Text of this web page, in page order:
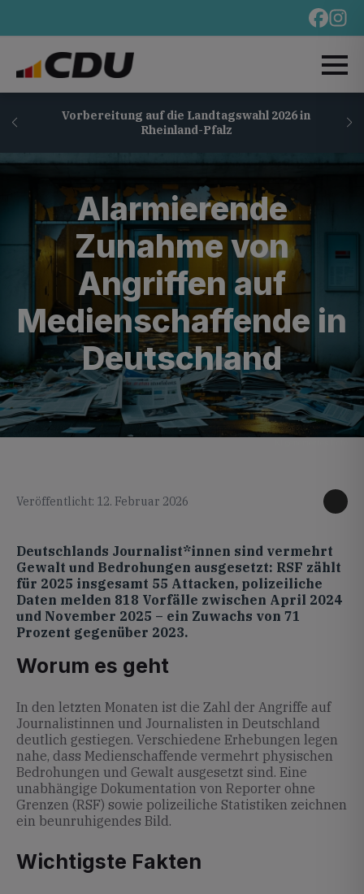
Vorbereitung auf die Landtagswahl 2026 in
Rheinland-Pfalz
Alarmierende
Zunahme von
Angriffen auf
Medienschaffende in
Deutschland
Veröffentlicht: 12. Februar 2026
Deutschlands Journalist*innen sind vermehrt
Gewalt und Bedrohungen ausgesetzt: RSF zählt
für 2025 insgesamt 55 Attacken, polizeiliche
Daten melden 818 Vorfälle zwischen April 2024
und November 2025 – ein Zuwachs von 71
Prozent gegenüber 2023.
Worum es geht
In den letzten Monaten ist die Zahl der Angriffe auf
Journalistinnen und Journalisten in Deutschland
deutlich gestiegen. Verschiedene Erhebungen legen
nahe, dass Medienschaffende vermehrt physischen
Bedrohungen und Gewalt ausgesetzt sind. Eine
unabhängige Dokumentation von Reporter ohne
Grenzen (RSF) sowie polizeiliche Statistiken zeichnen
ein beunruhigendes Bild.
Wichtigste Fakten